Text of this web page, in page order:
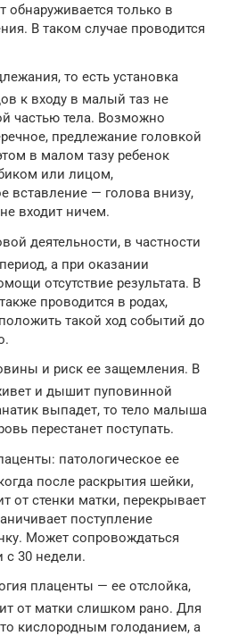
обнаруживается только в
В таком случае проводится
то есть установка
к входу в малый таз не
частью тела. Возможно
предлежание головкой
в малом тазу ребенок
или лицом,
вставление — голова внизу,
входит ничем.
деятельности, в частности
а при оказании
отсутствие результата. В
проводится в родах,
такой ход событий до
и риск ее защемления. В
и дышит пуповинной
выпадет, то тело малыша
перестанет поступать.
патологическое ее
после раскрытия шейки,
от стенки матки, перекрывает
поступление
Может сопровождаться
с 30 недели.
плаценты — ее отслойка,
от матки слишком рано. Для
кислородным голоданием, а